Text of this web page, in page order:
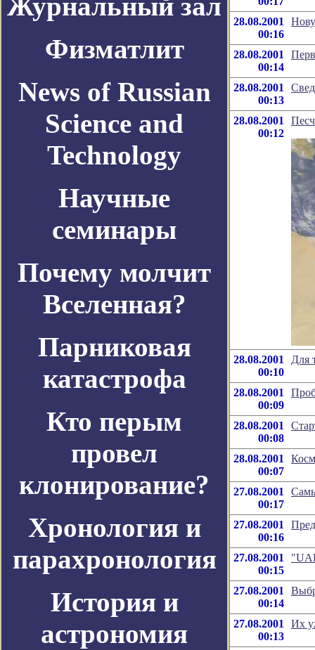
Физматлит
News of Russian
Science and
Technology
Научные
семинары
Почему молчит
Вселенная?
Парниковая
катастрофа
Кто перым
провел
клонирование?
Хронология и
парахронология
История и
астрономия
28.08.2001
00:16
28.08.2001
00:14
28.08.2001
00:13
28.08.2001
00:12
28.08.2001
00:10
Для
28.08.2001
00:09
28.08.2001
00:08
28.08.2001
00:07
27.08.2001
00:17
27.08.2001
00:16
27.08.2001
00:15
27.08.2001
00:14
27.08.2001
00:13
Их